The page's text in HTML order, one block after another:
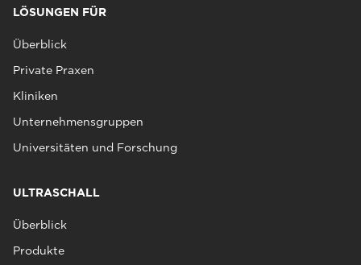
LÖSUNGEN FÜR
Überblick
Private Praxen
Kliniken
Unternehmensgruppen
Universitäten und Forschung
ULTRASCHALL
Überblick
Produkte